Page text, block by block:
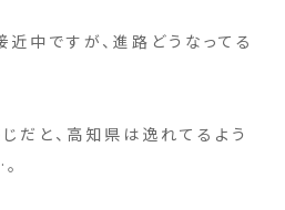
中ですが、進路どうなってる
だと、高知県は逸れてるよう